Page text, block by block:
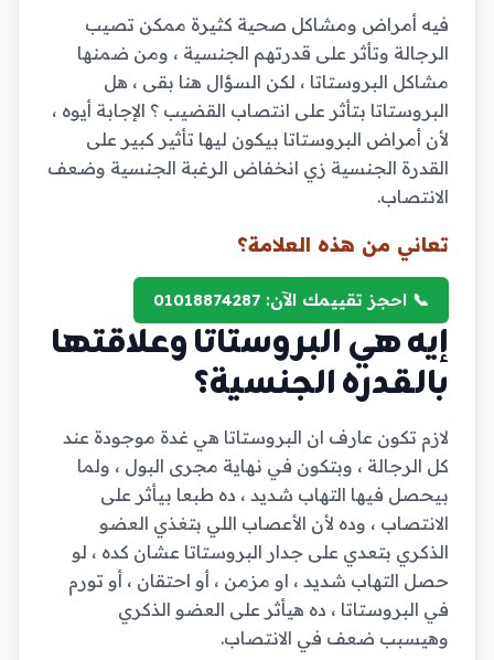
فيه أمراض ومشاكل صحية كثيرة ممكن تصيب
الرجالة وتأثر على قدرتهم الجنسية ، ومن ضمنها
مشاكل البروستاتا ، لكن السؤال هنا بقى ، هل
البروستاتا بتأثر على انتصاب القضيب ؟ الإجابة أيوه ،
لأن أمراض البروستاتا بيكون ليها تأثير كبير على
القدرة الجنسية زي انخفاض الرغبة الجنسية وضعف
الانتصاب.
تعاني من هذه العلامة؟
📞 احجز تقييمك الآن: 01018874287
إيه هي البروستاتا وعلاقتها
بالقدره الجنسية؟
لازم تكون عارف ان البروستاتا هي غدة موجودة عند
كل الرجالة ، وبتكون في نهاية مجرى البول ، ولما
بيحصل فيها التهاب شديد ، ده طبعا بيأثر على
الانتصاب ، وده لأن الأعصاب اللي بتغذي العضو
الذكري بتعدي على جدار البروستاتا عشان كده ، لو
حصل التهاب شديد ، او مزمن ، أو احتقان ، أو تورم
في البروستاتا ، ده هيأثر على العضو الذكري
وهيسبب ضعف في الانتصاب.